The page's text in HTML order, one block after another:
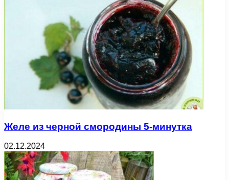
Желе из черной смородины 5-минутка
02.12.2024